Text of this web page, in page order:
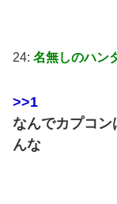
24: 名無しのハン
>>1
なんでカプコン
んな